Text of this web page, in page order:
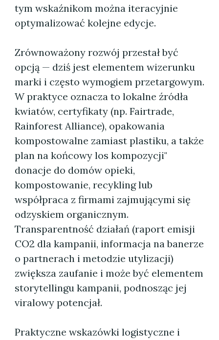
tym wskaźnikom można iteracyjnie
optymalizować kolejne edycje.
Zrównoważony rozwój przestał być
opcją — dziś jest elementem wizerunku
marki i często wymogiem przetargowym.
W praktyce oznacza to lokalne źródła
kwiatów, certyfikaty (np. Fairtrade,
Rainforest Alliance), opakowania
kompostowalne zamiast plastiku, a także
plan na końcowy los kompozycji"
donacje do domów opieki,
kompostowanie, recykling lub
współpraca z firmami zajmującymi się
odzyskiem organicznym.
Transparentność działań (raport emisji
CO2 dla kampanii, informacja na banerze
o partnerach i metodzie utylizacji)
zwiększa zaufanie i może być elementem
storytellingu kampanii, podnosząc jej
viralowy potencjał.
Praktyczne wskazówki logistyczne i